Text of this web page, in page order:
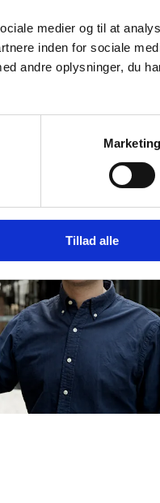
medier og til at
inden for sociale
andre oplysninger, du
Marketing
Tillad alle